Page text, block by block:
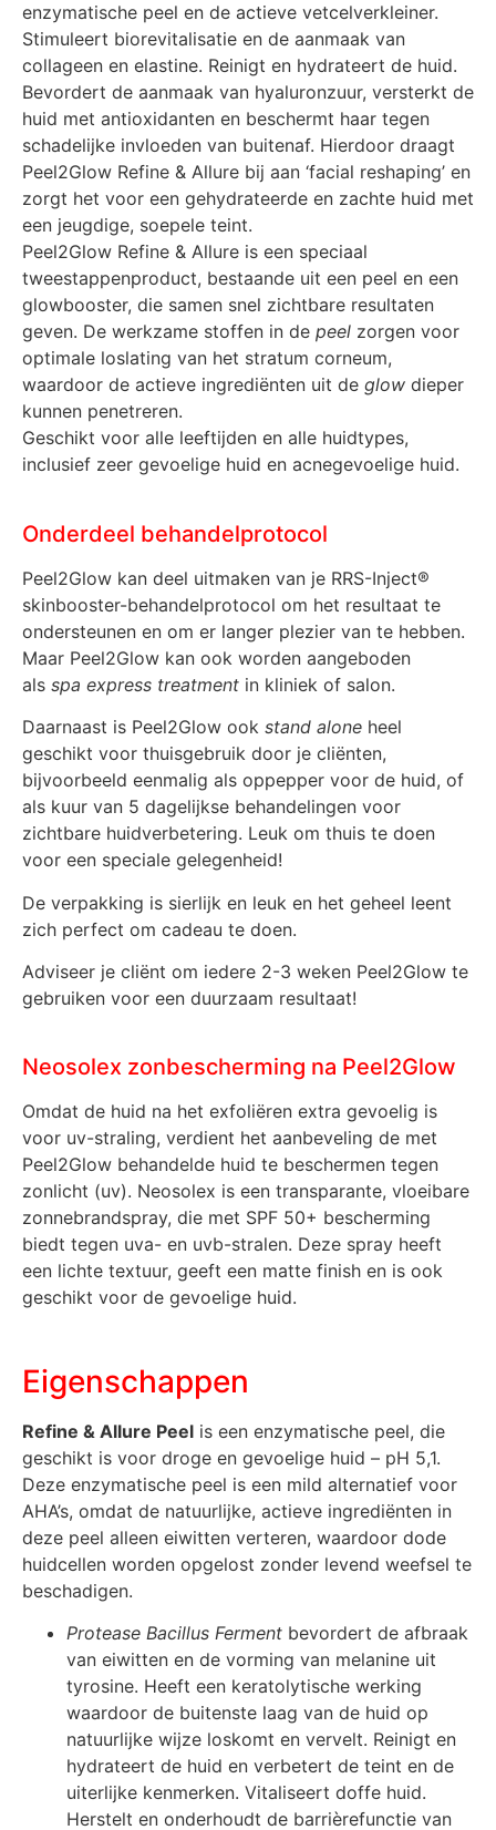
enzymatische peel en de actieve vetcelverkleiner.
Stimuleert biorevitalisatie en de aanmaak van
collageen en elastine. Reinigt en hydrateert de huid.
Bevordert de aanmaak van hyaluronzuur, versterkt de
huid met antioxidanten en beschermt haar tegen
schadelijke invloeden van buitenaf. Hierdoor draagt
Peel2Glow Refine & Allure bij aan ‘facial reshaping’ en
zorgt het voor een gehydrateerde en zachte huid met
een jeugdige, soepele teint.
Peel2Glow Refine & Allure is een speciaal
tweestappenproduct, bestaande uit een peel en een
glowbooster, die samen snel zichtbare resultaten
geven. De werkzame stoffen in de peel zorgen voor
optimale loslating van het stratum corneum,
waardoor de actieve ingrediënten uit de glow dieper
kunnen penetreren.
Geschikt voor alle leeftijden en alle huidtypes,
inclusief zeer gevoelige huid en acnegevoelige huid.
Onderdeel behandelprotocol
Peel2Glow kan deel uitmaken van je RRS-Inject®
skinbooster-behandelprotocol om het resultaat te
ondersteunen en om er langer plezier van te hebben.
Maar Peel2Glow kan ook worden aangeboden
als spa express treatment in kliniek of salon.
Daarnaast is Peel2Glow ook stand alone heel
geschikt voor thuisgebruik door je cliënten,
bijvoorbeeld eenmalig als oppepper voor de huid, of
als kuur van 5 dagelijkse behandelingen voor
zichtbare huidverbetering. Leuk om thuis te doen
voor een speciale gelegenheid!
De verpakking is sierlijk en leuk en het geheel leent
zich perfect om cadeau te doen.
Adviseer je cliënt om iedere 2-3 weken Peel2Glow te
gebruiken voor een duurzaam resultaat!
Neosolex zonbescherming na Peel2Glow
Omdat de huid na het exfoliëren extra gevoelig is
voor uv-straling, verdient het aanbeveling de met
Peel2Glow behandelde huid te beschermen tegen
zonlicht (uv). Neosolex is een transparante, vloeibare
zonnebrandspray, die met SPF 50+ bescherming
biedt tegen uva- en uvb-stralen. Deze spray heeft
een lichte textuur, geeft een matte finish en is ook
geschikt voor de gevoelige huid.
Eigenschappen
Refine & Allure Peel is een enzymatische peel, die
geschikt is voor droge en gevoelige huid – pH 5,1.
Deze enzymatische peel is een mild alternatief voor
AHA’s, omdat de natuurlijke, actieve ingrediënten in
deze peel alleen eiwitten verteren, waardoor dode
huidcellen worden opgelost zonder levend weefsel te
beschadigen.
Protease Bacillus Ferment bevordert de afbraak
van eiwitten en de vorming van melanine uit
tyrosine. Heeft een keratolytische werking
waardoor de buitenste laag van de huid op
natuurlijke wijze loskomt en vervelt. Reinigt en
hydrateert de huid en verbetert de teint en de
uiterlijke kenmerken. Vitaliseert doffe huid.
Herstelt en onderhoudt de barrièrefunctie van